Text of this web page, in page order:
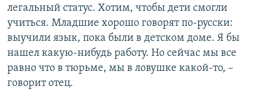
легальный статус. Хотим, чтобы дети смогли
учиться. Младшие хорошо говорят по-русски:
выучили язык, пока были в детском доме. Я бы
нашел какую-нибудь работу. Но сейчас мы все
равно что в тюрьме, мы в ловушке какой-то, –
говорит отец.